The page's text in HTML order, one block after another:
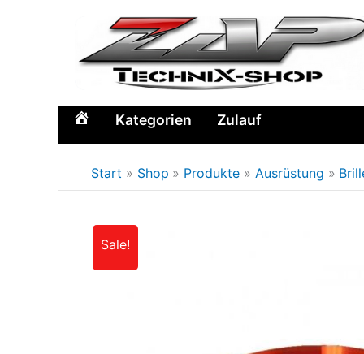
Home Kategorien Zulauf
Start Shop Produkte Ausrüstung
Sale!